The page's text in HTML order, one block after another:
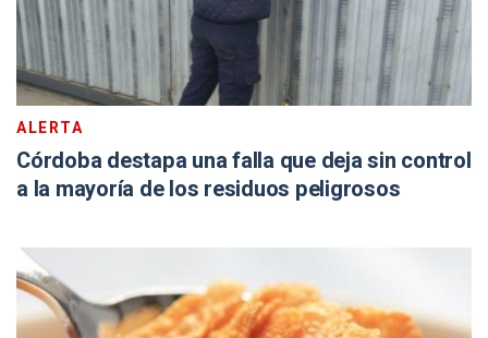
ALERTA
Córdoba destapa una falla que deja sin control
a la mayoría de los residuos peligrosos